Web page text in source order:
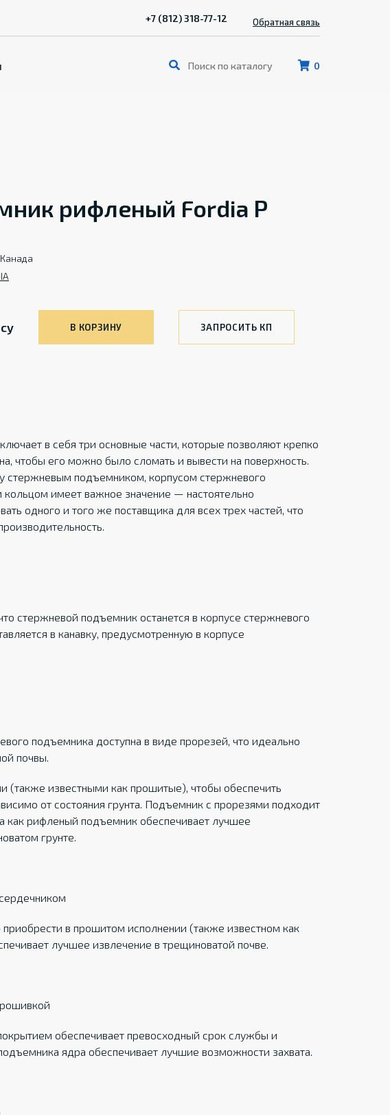
0
+7 (812) 318-77-12 Обратная связь
рифленый Fordia P
Канада
В КОРЗИНУ ЗАПРОСИТЬ КП
в себя три основные части, которые позволяют крепко
чтобы его можно было сломать и вывести на поверхность.
стержневым подъемником, корпусом стержневого
имеет важное значение — настоятельно
одного и того же поставщика для всех трех частей, что
стержневой подъемник останется в корпусе стержневого
в канавку, предусмотренную в корпусе
подъемника доступна в виде прорезей, что идеально
почвы.
(также известными как прошитые), чтобы обеспечить
от состояния грунта. Подъемник с прорезями подходит
как рифленый подъемник обеспечивает лучшее
грунте.
в прошитом исполнении (также известном как
лучшее извлечение в трещиноватой почве.
обеспечивает превосходный срок службы и
ядра обеспечивает лучшие возможности захвата.